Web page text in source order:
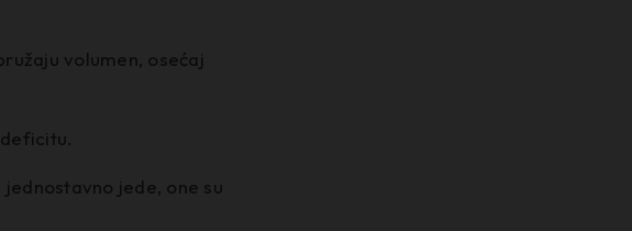
volumen, osećaj
jede, one su